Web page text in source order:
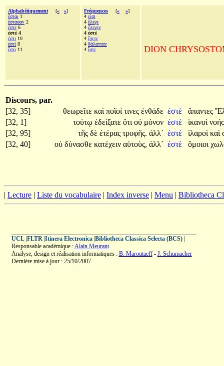
Alphabétiquement [« »]
ἔσται 1
ἕστασαν 2
ἐστε 6
ἐστὲ 4
ἐστι 10
ἐστὶ 8
ἔστι 11
Fréquences [« »]
4 εἰσι
4 ἔλεγε
4 ἔλεγεν
4 ἐστὲ
4 ἔχετε
4 θάλατταν
4 ἴστε DION
Discours, par.
[32, 35]
θεωρεῖτε καὶ ποῖοί τινες ἐνθάδε ἐστὲ ἅπαντες
[32, 1]
τούτῳ ἐδείξατε ὅτι οὐ μόνον ἐστὲ ἱκανοὶ
[32, 95]
τῆς δὲ ἑτέρας τροφῆς. ἀλλ´ ἐστὲ ἱλαροὶ καὶ
[32, 40]
οὐ δύνασθε κατέχειν αὑτοὺς, ἀλλ´ ἐστὲ ὅμοιοι
| Lecture | Liste du vocabulaire | Index inverse | Menu | Bibliotheca
UCL| FLTR| Itinera Electronica| Bibliotheca Classica Selecta (BCS)|
Responsable académique :Alain Meurant
Analyse, design et réalisation informatiques : B. Maroutaeff- J. Schumacher
Dernière mise à jour : 25/10/2007